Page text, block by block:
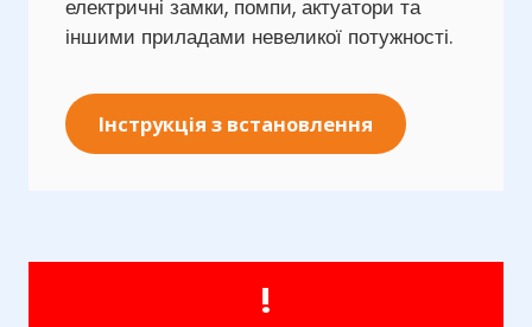
електричні замки, помпи, актуатори та
іншими приладами невеликої потужності.
Інструкція з встановлення
!